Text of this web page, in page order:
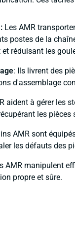
Les AMR
postes de la
réduisant les
: Ils livrent des
d'assemblage
aident à gérer les
les pièces
AMR sont
les défauts des
AMR manipulent
propre et sûre.